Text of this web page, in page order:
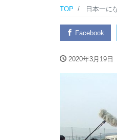
TOP 日本一に
Facebook
2020年3月19日